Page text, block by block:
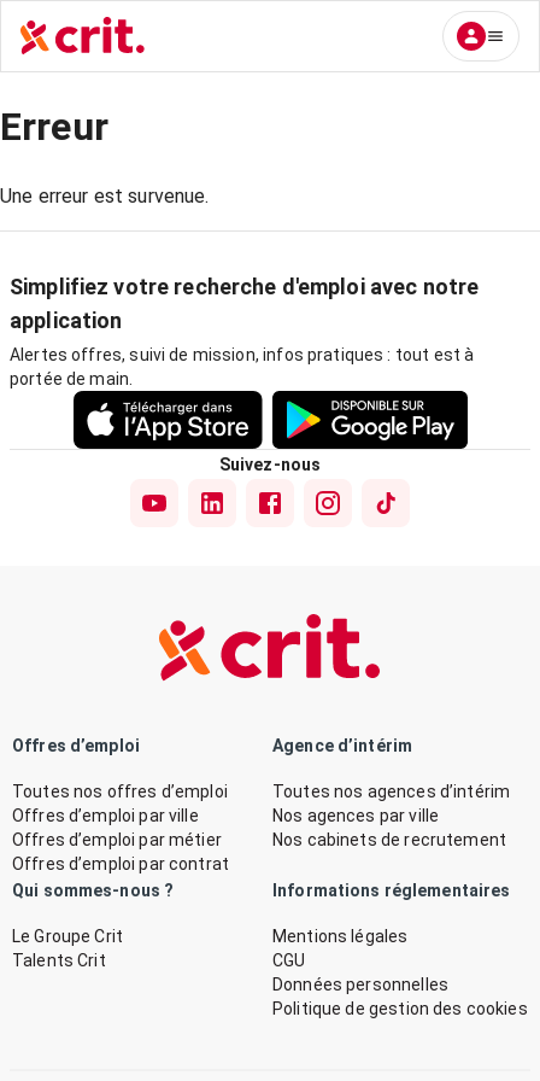
Erreur
Une erreur est survenue.
Simplifiez votre recherche d'emploi avec notre
application
Alertes offres, suivi de mission, infos pratiques : tout est à
portée de main.
Suivez-nous
Offres d’emploi
Toutes nos offres d’emploi
Offres d’emploi par ville
Offres d’emploi par métier
Offres d’emploi par contrat
Agence d’intérim
Toutes nos agences d’intérim
Nos agences par ville
Nos cabinets de recrutement
Qui sommes-nous ?
Le Groupe Crit
Talents Crit
Informations réglementaires
Mentions légales
CGU
Données personnelles
Politique de gestion des cookies